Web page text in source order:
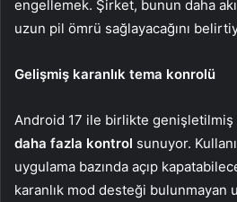
engellemek. Şirket, bunun daha
uzun pil ömrü sağlayacağını
Gelişmiş karanlık tema konrolü
Android 17 ile birlikte genişletilmiş
daha fazla kontrol sunuyor.
uygulama bazında açıp
karanlık mod desteği bulunmayan